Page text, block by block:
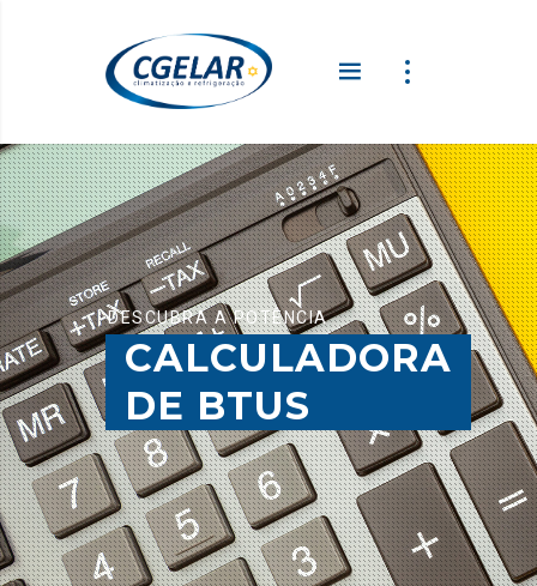
DESCUBRA A POTÊNCIA
CALCULADORA
DE BTUS